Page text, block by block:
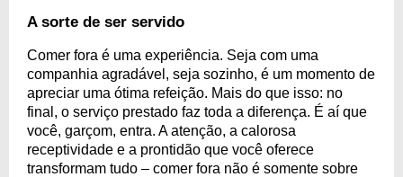
A sorte de ser servido
Comer fora é uma experiência. Seja com uma
companhia agradável, seja sozinho, é um momento de
apreciar uma ótima refeição. Mais do que isso: no
final, o serviço prestado faz toda a diferença. É aí que
você, garçom, entra. A atenção, a calorosa
receptividade e a prontidão que você oferece
transformam tudo – comer fora não é somente sobre